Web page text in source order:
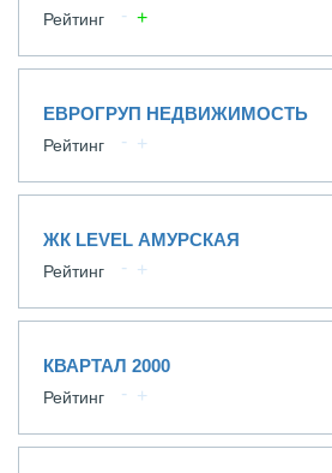
Рейтинг
ЕВРОГРУП НЕДВИЖИМОСТЬ
Рейтинг
ЖК LEVEL АМУРСКАЯ
Рейтинг
КВАРТАЛ 2000
Рейтинг